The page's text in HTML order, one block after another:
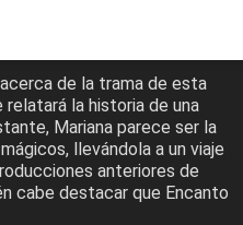
de la trama de esta
relatará la historia de una
Mariana parece ser la
llevándola a un viaje
anteriores de
cabe destacar que Encanto